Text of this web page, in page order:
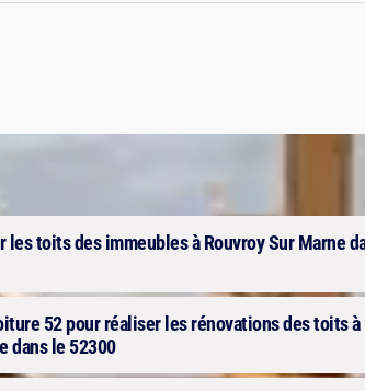
les toits des immeubles à Rouvroy Sur Marne
52 pour réaliser les rénovations des toits à
dans le 52300